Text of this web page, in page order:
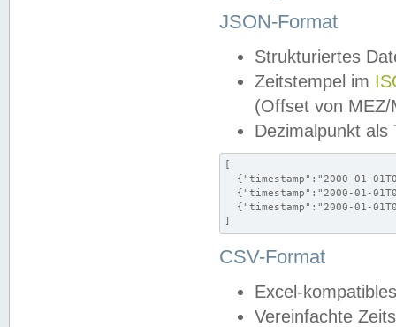
JSON-Format
Strukturiertes
Zeitstempel im
(Offset von MEZ/
Dezimalpunkt als
[
{"timestamp":"2000-01-
{"timestamp":"2000-01-
{"timestamp":"2000-01-
]
CSV-Format
Excel-
Vereinfachte